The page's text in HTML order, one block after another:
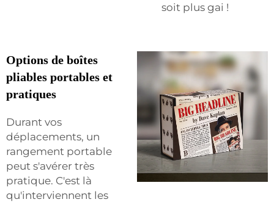
soit plus gai !
Options de boîtes
pliables portables et
pratiques
Durant vos
déplacements, un
rangement portable
peut s'avérer très
pratique. C'est là
qu'interviennent les